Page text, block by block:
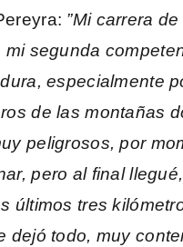
”Mi carrera
mi segunda
especialmente
de las montañas
peligrosos, por
pero al final
últimos tres
dejó todo, muy